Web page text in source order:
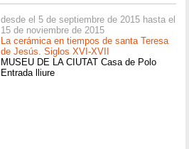
desde el 5 de septiembre de 2015 hasta el
15 de noviembre de 2015
La cerámica en tiempos de santa Teresa
de Jesús. Siglos XVI-XVII
MUSEU DE LA CIUTAT Casa de Polo
Entrada lliure